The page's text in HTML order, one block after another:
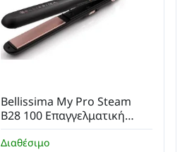
Διαθέσιμο
Bellissima My Pro Steam
B28 100 Επαγγελματική
Πρέσα Μαλλιών με Ατμό και
Κεραμικές Πλάκες